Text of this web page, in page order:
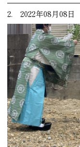
2. 2022年08月08日